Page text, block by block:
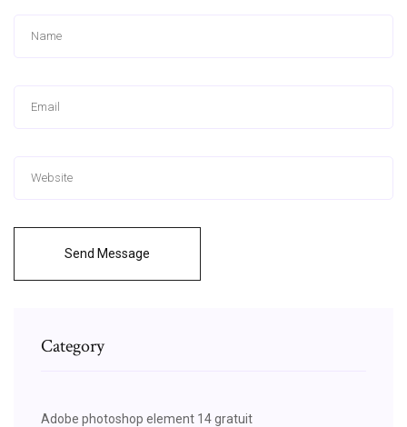
Send Message
Category
Adobe photoshop element 14 gratuit